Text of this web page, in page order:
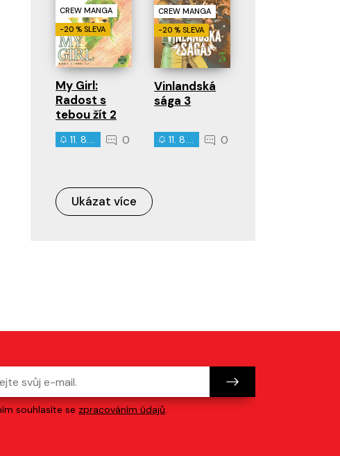
CREW MANGA
-20 % SLEVA
My Girl:
Radost s
tebou žít 2
11. 8. 2026 0
CREW MANGA
-20 % SLEVA
Vinlandská
sága 3
11. 8. 2026 0
Ukázat více
souhlasíte se zpracováním údajů.